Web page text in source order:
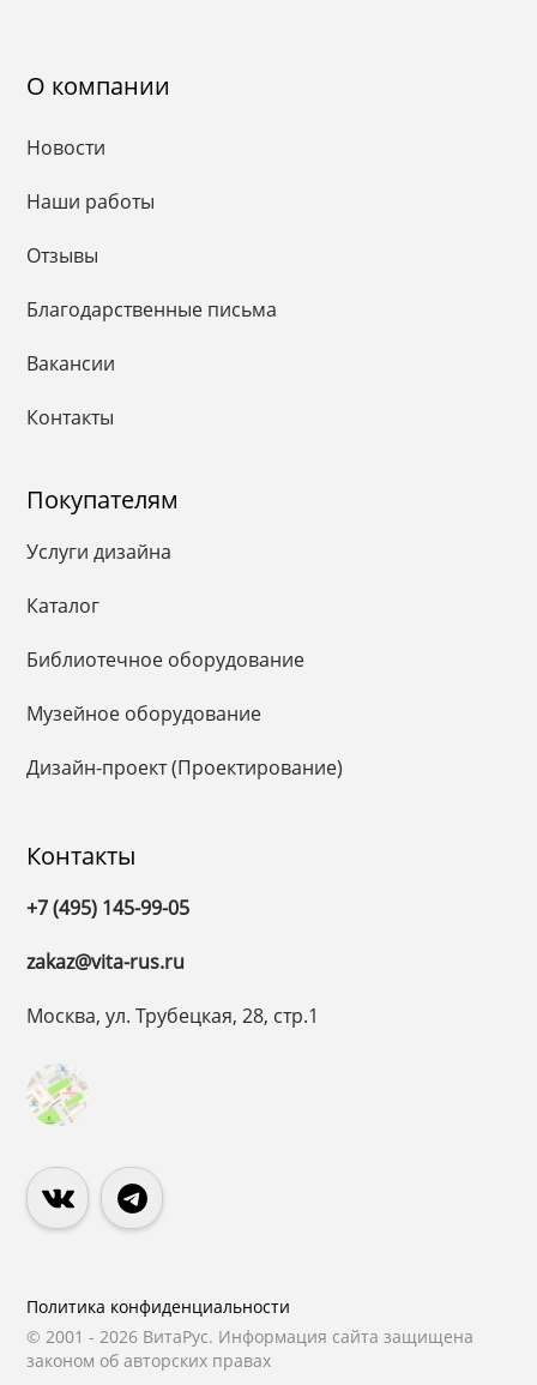
О компании
Новости
Наши работы
Отзывы
Благодарственные письма
Вакансии
Контакты
Покупателям
Услуги дизайна
Каталог
Библиотечное оборудование
Музейное оборудование
Дизайн-проект (Проектирование)
Контакты
+7 (495) 145-99-05
zakaz@vita-rus.ru
Москва, ул. Трубецкая, 28, стр.1
© 2001 - 2026 ВитаРус. Информация сайта защищена
законом об авторских правах
Политика конфиденциальности